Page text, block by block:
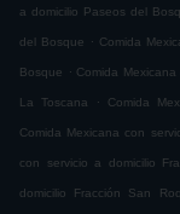
a domicilio Paseos del
del Bosque . Comida
Bosque . Comida
La Toscana . Comida
Comida Mexicana con
con servicio a domicilio
domicilio Fracción San